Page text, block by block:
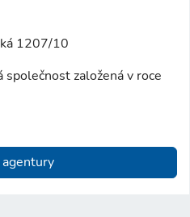
1207/10
společnost založená v roce